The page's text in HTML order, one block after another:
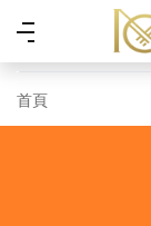
Skip to main
首頁